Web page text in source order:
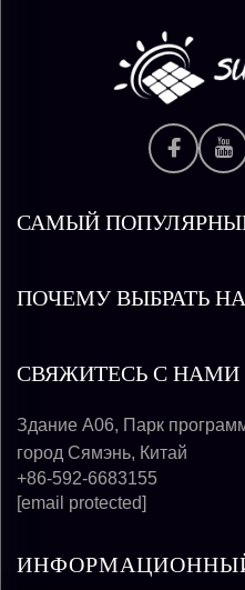
САМЫЙ
ПОЧЕМУ ВЫБРАТЬ
СВЯЖИТЕСЬ С НАМИ
Здание A06, Парк
город Сямэнь, Китай
+86-592-6683155
[email protected]